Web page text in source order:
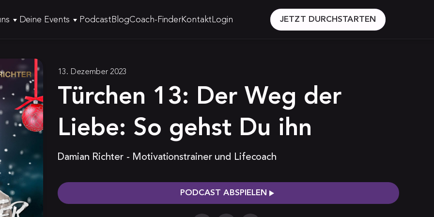
Deine Events Podcast BlogCoach-FinderKontakt Login JETZT DURCHSTARTEN
13. Dezember 2023
Türchen 13: Der Weg der
Liebe: So gehst Du ihn
Damian Richter - Motivationstrainer und Lifecoach
PODCAST ABSPIELEN